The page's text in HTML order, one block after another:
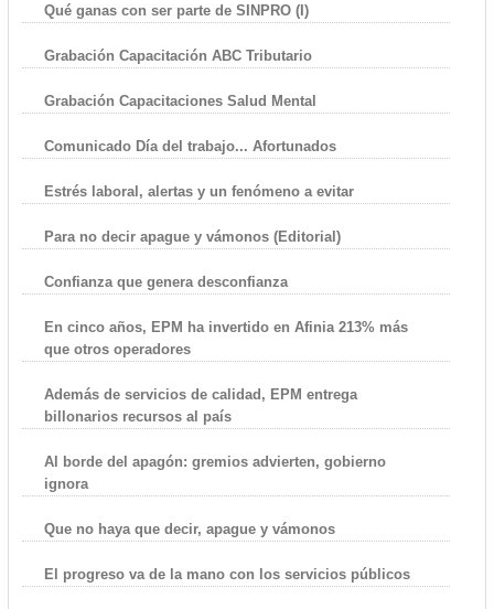
Qué ganas con ser parte de SINPRO (I)
Grabación Capacitación ABC Tributario
Grabación Capacitaciones Salud Mental
Comunicado Día del trabajo... Afortunados
Estrés laboral, alertas y un fenómeno a evitar
Para no decir apague y vámonos (Editorial)
Confianza que genera desconfianza
En cinco años, EPM ha invertido en Afinia 213% más
que otros operadores
Además de servicios de calidad, EPM entrega
billonarios recursos al país
Al borde del apagón: gremios advierten, gobierno
ignora
Que no haya que decir, apague y vámonos
El progreso va de la mano con los servicios públicos